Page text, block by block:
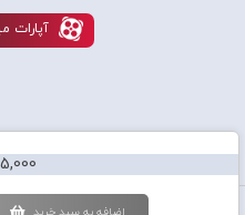
85,000
آپارات
استفاده از محصولات سايت میهن